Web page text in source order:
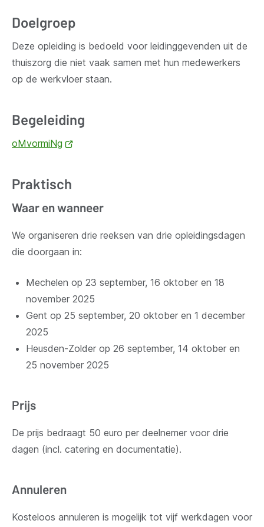
Doelgroep
Deze opleiding is bedoeld voor leidinggevenden uit de
thuiszorg die niet vaak samen met hun medewerkers
op de werkvloer staan.
Begeleiding
oMvormiNg
Praktisch
Waar en wanneer
We organiseren drie reeksen van drie opleidingsdagen
die doorgaan in:
Mechelen op 23 september, 16 oktober en 18
november 2025
Gent op 25 september, 20 oktober en 1 december
2025
Heusden-Zolder op 26 september, 14 oktober en
25 november 2025
Prijs
De prijs bedraagt 50 euro per deelnemer voor drie
dagen (incl. catering en documentatie).
Annuleren
Kosteloos annuleren is mogelijk tot vijf werkdagen voor